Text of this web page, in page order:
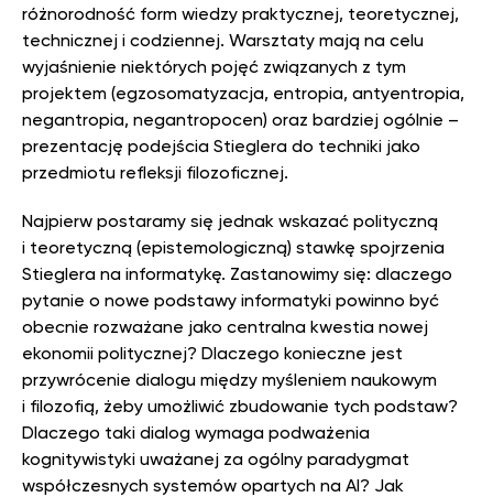
różnorodność form wiedzy praktycznej, teoretycznej,
technicznej i codziennej. Warsztaty mają na celu
wyjaśnienie niektórych pojęć związanych z tym
projektem (egzosomatyzacja, entropia, antyentropia,
negantropia, negantropocen) oraz bardziej ogólnie –
prezentację podejścia Stieglera do techniki jako
przedmiotu refleksji filozoficznej.
Najpierw postaramy się jednak wskazać polityczną
i teoretyczną (epistemologiczną) stawkę spojrzenia
Stieglera na informatykę. Zastanowimy się: dlaczego
pytanie o nowe podstawy informatyki powinno być
obecnie rozważane jako centralna kwestia nowej
ekonomii politycznej? Dlaczego konieczne jest
przywrócenie dialogu między myśleniem naukowym
i filozofią, żeby umożliwić zbudowanie tych podstaw?
Dlaczego taki dialog wymaga podważenia
kognitywistyki uważanej za ogólny paradygmat
współczesnych systemów opartych na AI? Jak